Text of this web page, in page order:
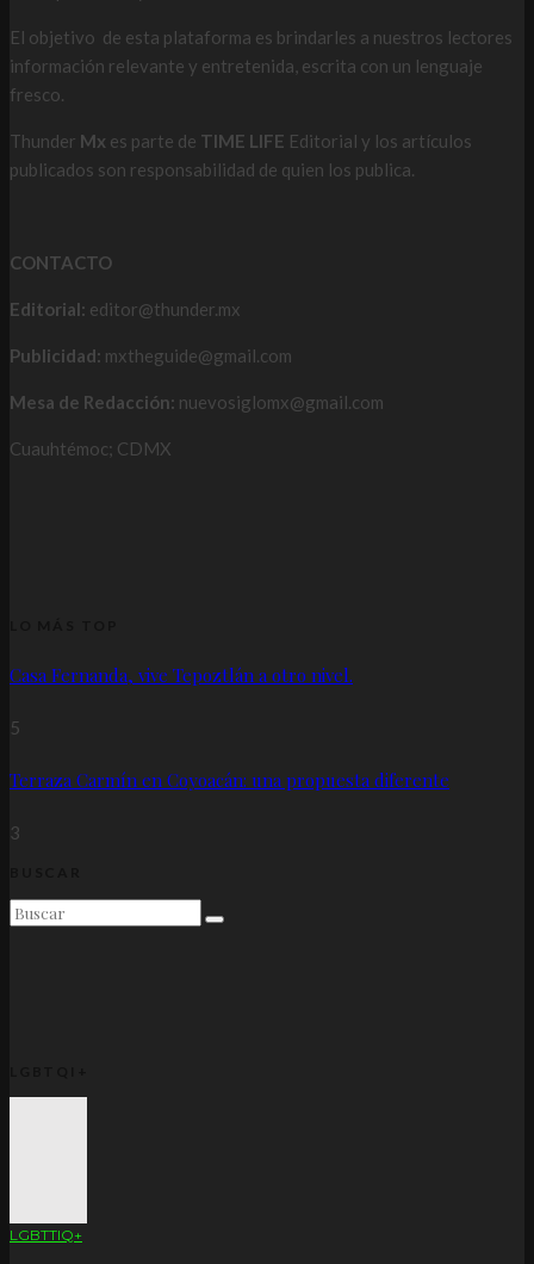
El objetivo de esta plataforma es brindarles a nuestros lectores
información relevante y entretenida, escrita con un lenguaje
fresco.
Thunder Mx es parte de TIME LIFE Editorial y los artículos
publicados son responsabilidad de quien los publica.
CONTACTO
Editorial: editor@thunder.mx
Publicidad: mxtheguide@gmail.com
Mesa de Redacción: nuevosiglomx@gmail.com
Cuauhtémoc; CDMX
Casa Fernanda, vive Tepoztlán a otro nivel.
5
Terraza Carmín en Coyoacán: una propuesta diferente
3
LGBTTIQ+